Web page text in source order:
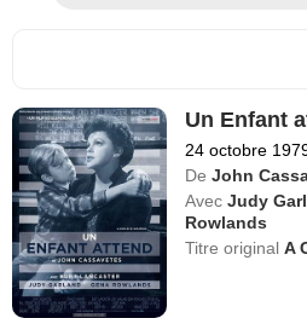
Un Enfant
24 octobre
De John
Avec Judy
Rowlands
Titre originalA